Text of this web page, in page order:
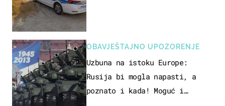
OBAVJEŠTAJNO UPOZORENJE
Uzbuna na istoku Europe:
Rusija bi mogla napasti, a
poznato i kada! Moguć i